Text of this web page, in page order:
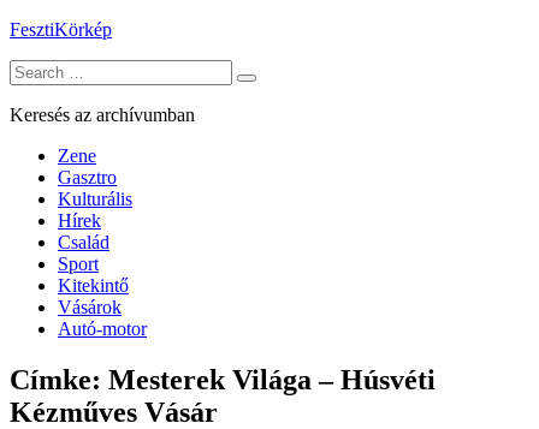
Skip
content
FesztiKörkép
Search
for:
Keresés az archívumban
Zene
Gasztro
Kulturális
Hírek
Család
Sport
Kitekintő
Vásárok
Autó-motor
Címke: Mesterek Világa – Húsvéti
Kézműves Vásár